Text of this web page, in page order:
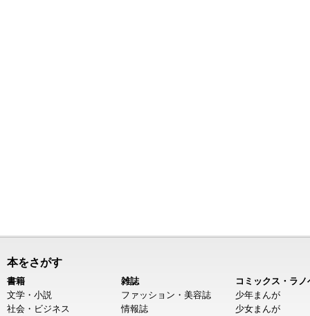
本をさがす
書籍
文学・小説
社会・ビジネス
雑誌
ファッション・美容誌
情報誌
コミックス・ラノ
少年まんが
少女まんが